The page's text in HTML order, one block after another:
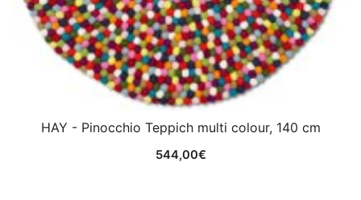
HAY - Pinocchio Teppich multi colour, 140 cm
544,00€